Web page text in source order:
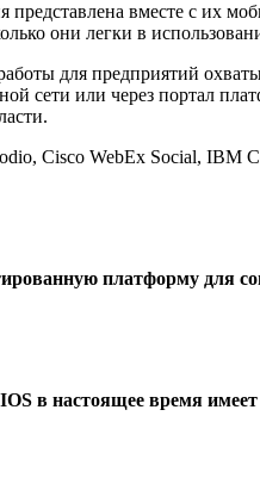
вместе с их
они легки в
для предприятий
сети или через портал
Cisco WebEx Social, IBM
платформу
в настоящее время имеет